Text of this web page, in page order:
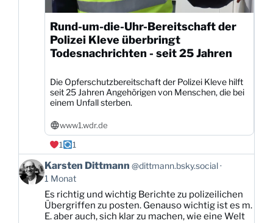
Rund-um-die-Uhr-Bereitschaft der
Polizei Kleve überbringt
Todesnachrichten - seit 25 Jahren
Die Opferschutzbereitschaft der Polizei Kleve hilft
seit 25 Jahren Angehörigen von Menschen, die bei
einem Unfall sterben.
www1.wdr.de
1
1
Beitrag
von
Karsten
Dittmann
Bluesky
Karsten Dittmann @dittmann.bsky.social
1 Monat
Es richtig und wichtig Berichte zu polizeilichen
Übergriffen zu posten. Genauso wichtig ist es m.
E. aber auch, sich klar zu machen, wie eine Welt